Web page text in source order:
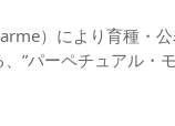
）により育種・公
”パーペチュアル・モ